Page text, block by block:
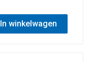
In winkelwagen